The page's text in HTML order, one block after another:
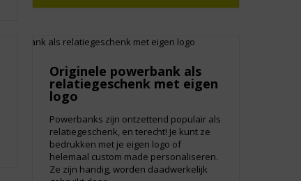
Originele powerbank als
relatiegeschenk met eigen
logo
Powerbanks zijn ontzettend populair als
relatiegeschenk, en terecht! Je kunt ze
bedrukken met je eigen logo of
helemaal custom made personaliseren.
Ze zijn handig, worden daadwerkelijk